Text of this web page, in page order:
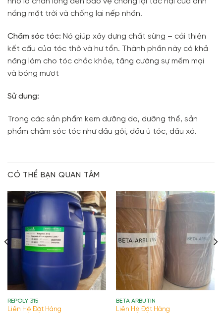
nắng mặt trời và chống lại nếp nhăn.
Chăm sóc tóc: Nó giúp xây dựng chất sừng – cải thiện
kết cấu của tóc thô và hư tổn. Thành phần này có khả
năng làm cho tóc chắc khỏe, tăng cường sự mềm mại
và bóng mượt
Sử dụng:
Trong các sản phẩm kem dưỡng da, dưỡng thể, sản
phẩm chăm sóc tóc như dầu gội, dầu ủ tóc, dầu xả.
CÓ THỂ BẠN QUAN TÂM
REPOLY 315
Liên Hệ Đặt Hàng
BETA ARBUTIN
Liên Hệ Đặt Hàng